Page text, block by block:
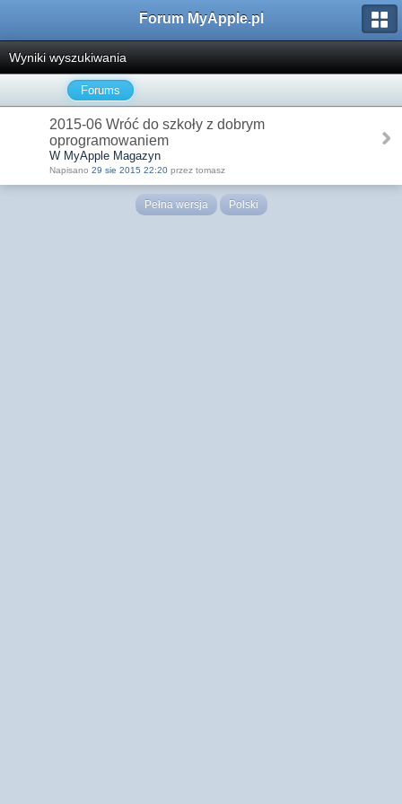
Forum MyApple.pl
Wyniki wyszukiwania
Forums
2015-06 Wróć do szkoły z dobrym
oprogramowaniem
W MyApple Magazyn
Napisano 29 sie 2015 22:20 przez tomasz
Pełna wersja Polski